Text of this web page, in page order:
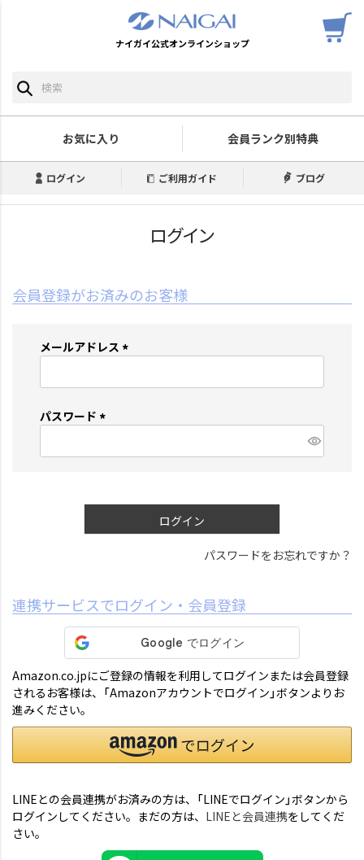
ナイガイ公式オンラインショップ
お気に入り 会員ランク別特典
ログイン ご利用ガイド ブログ
ログイン
会員登録がお済みのお客様
メールアドレス
必
パスワード
必
ログイン
パスワードをお忘れですか？
連携サービスでログイン・会員登録
Amazon.co.jpにご登録の情報を利用してログインまたは会員登録
されるお客様は、「Amazonアカウントでログイン」ボタンよりお
進みください。
LINEとの会員連携がお済みの方は、「LINEでログイン」ボタンから
ログインしてください。まだの方は、 LINEと会員連携をしてくだ
さい。